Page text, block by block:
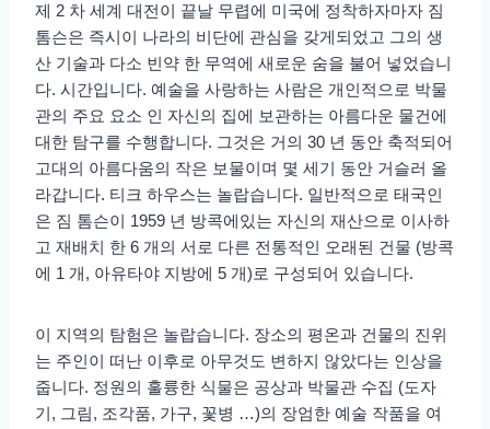
제 2 차 세계 대전이 끝날 무렵에 미국에 정착하자마자 짐
톰슨은 즉시이 나라의 비단에 관심을 갖게되었고 그의 생
산 기술과 다소 빈약 한 무역에 새로운 숨을 불어 넣었습니
다. 시간입니다. 예술을 사랑하는 사람은 개인적으로 박물
관의 주요 요소 인 자신의 집에 보관하는 아름다운 물건에
대한 탐구를 수행합니다. 그것은 거의 30 년 동안 축적되어
고대의 아름다움의 작은 보물이며 몇 세기 동안 거슬러 올
라갑니다. 티크 하우스는 놀랍습니다. 일반적으로 태국인
은 짐 톰슨이 1959 년 방콕에있는 자신의 재산으로 이사하
고 재배치 한 6 개의 서로 다른 전통적인 오래된 건물 (방콕
에 1 개, 아유타야 지방에 5 개)로 구성되어 있습니다.
이 지역의 탐험은 놀랍습니다. 장소의 평온과 건물의 진위
는 주인이 떠난 이후로 아무것도 변하지 않았다는 인상을
줍니다. 정원의 훌륭한 식물은 공상과 박물관 수집 (도자
기, 그림, 조각품, 가구, 꽃병 …)의 장엄한 예술 작품을 여